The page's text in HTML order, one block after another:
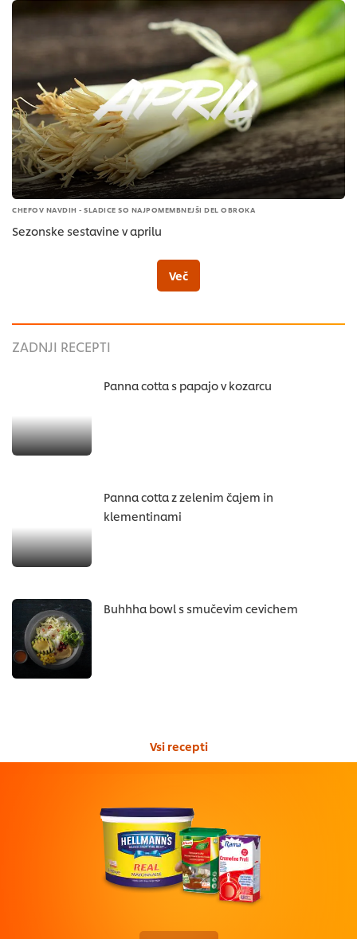
CHEFOV NAVDIH - SLADICE SO NAJPOMEMBNEJŠI DEL OBROKA
Sezonske sestavine v aprilu
Več
ZADNJI RECEPTI
Panna cotta s papajo v kozarcu
Panna cotta z zelenim čajem in
klementinami
Buhhha bowl s smučevim cevichem
Vsi recepti